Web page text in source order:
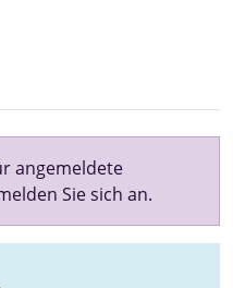
angemeldete
Sie sich an.